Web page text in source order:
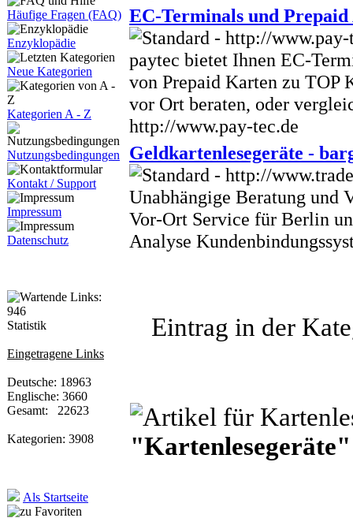
Häufige Fragen (FAQ)
Enzyklopädie
Neue Kategorien
Kategorien A - Z
Nutzungsbedingungen
Kontakt / Support
Impressum
Datenschutz
Statistik
Eingetragene Links
Deutsche: 18963
Englische: 3660
Gesamt: 22623
Kategorien: 3908
Als Startseite
EC-Terminals und
paytec bietet Ihnen EC-
von Prepaid Karten zu TOP
vor Ort beraten, oder
http://www.pay-tec.de
Geldkartenlesegeräte -
Unabhängige Beratung und
Vor-Ort Service für Berlin
Analyse
Eintrag in der
"Kartenlesegeräte"